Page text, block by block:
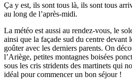
Ça y est, ils sont tous là, ils sont tous
au long de l’après-midi.
La météo est aussi au rendez-vous, le
ainsi que la façade sud du centre devant
goûter avec les derniers parents. On
l’Ariège, petites montagnes boisées
sous les cris stridents des martinets qui
idéal pour commencer un bon séjour !